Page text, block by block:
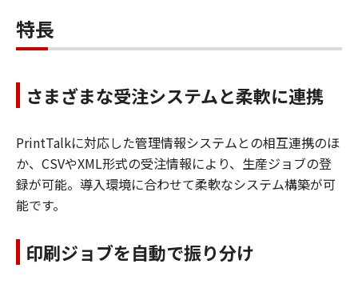
特長
さまざまな受注システムと柔軟に連携
PrintTalkに対応した管理情報システムとの相互連携のほ
か、CSVやXML形式の受注情報により、生産ジョブの登
録が可能。導入環境に合わせて柔軟なシステム構築が可
能です。
印刷ジョブを自動で振り分け